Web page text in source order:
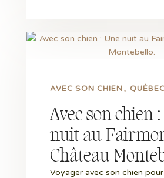
Avec son chien
nuit au
Château
AVEC SON CHIEN QUÉBEC
Voyager avec son chien